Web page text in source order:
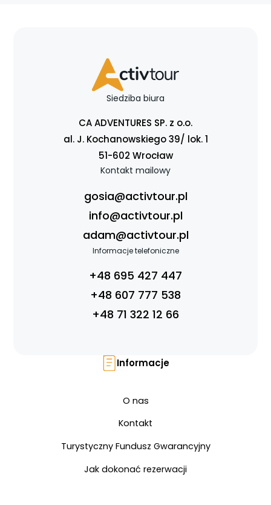
Strona główna !!!
O nas
Wyprawy Nurkowe
Siedziba biura
CA ADVENTURES SP. z o.o.
al. J. Kochanowskiego 39/ lok. 1
51-602 Wrocław
Kontakt mailowy
gosia@activtour.pl
info@activtour.pl
adam@activtour.pl
Informacje telefoniczne
+48 695 427 447
+48 607 777 538
+48 71 322 12 66
Informacje
O nas
Kontakt
Turystyczny Fundusz Gwarancyjny
Jak dokonać rezerwacji